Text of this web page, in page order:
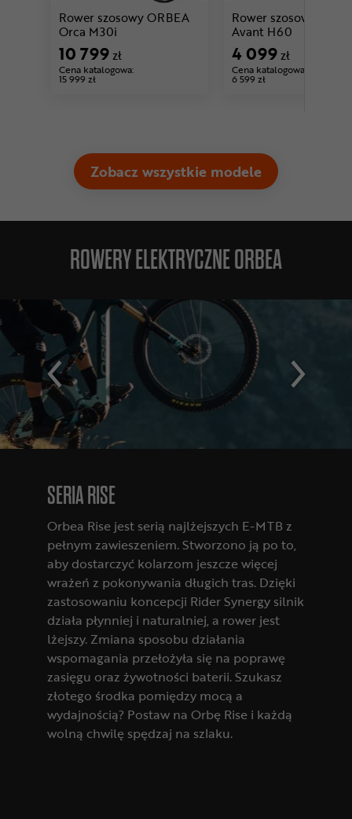
Rower szosowy ORBEA
Orca M30i
10 799zł
Cena katalogowa:
15 999 zł
Rower szosowy
Avant H60
4 099zł
Cena katalogowa:
6 599 zł
Zobacz wszystkie modele
ROWERY ELEKTRYCZNE ORBEA
SERIA RISE
Orbea Rise jest serią najlżejszych E-MTB z
pełnym zawieszeniem. Stworzono ją po to,
aby dostarczyć kolarzom jeszcze więcej
wrażeń z pokonywania długich tras. Dzięki
zastosowaniu koncepcji Rider Synergy silnik
działa płynniej i naturalniej, a rower jest
lżejszy. Zmiana sposobu działania
wspomagania przełożyła się na poprawę
zasięgu oraz żywotności baterii. Szukasz
złotego środka pomiędzy mocą a
wydajnością? Postaw na Orbę Rise i każdą
wolną chwilę spędzaj na szlaku.